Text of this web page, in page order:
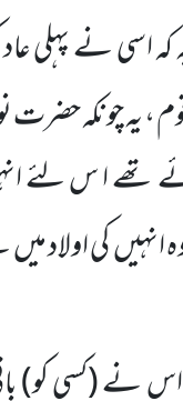
کہ اسی نے پہلی
، یہ چونکہ
ا س لئے
انہیں کی اولاد
اس نے(کسی کو)